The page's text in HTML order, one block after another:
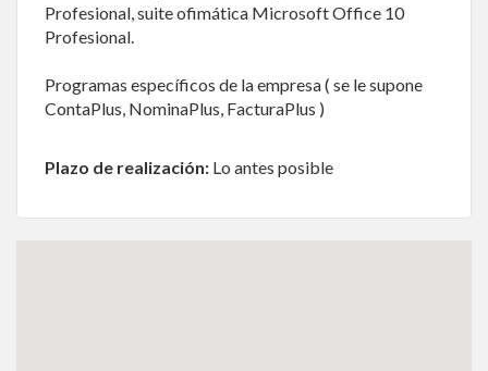
Profesional, suite ofimática Microsoft Office 10
Profesional.
Programas específicos de la empresa ( se le supone
ContaPlus, NominaPlus, FacturaPlus )
Plazo de realización: Lo antes posible